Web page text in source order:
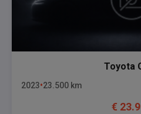
Toyota
2023 23.500 km
€